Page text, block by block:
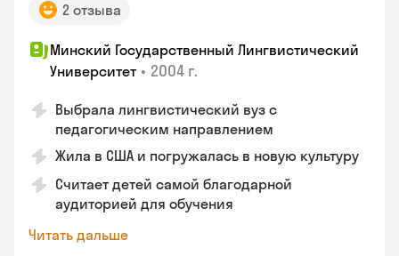
2 отзыва
Минский Государственный Лингвистический
Университет • 2004 г.
Выбрала лингвистический вуз с
педагогическим направлением
Жила в США и погружалась в новую культуру
Считает детей самой благодарной
аудиторией для обучения
Читать дальше